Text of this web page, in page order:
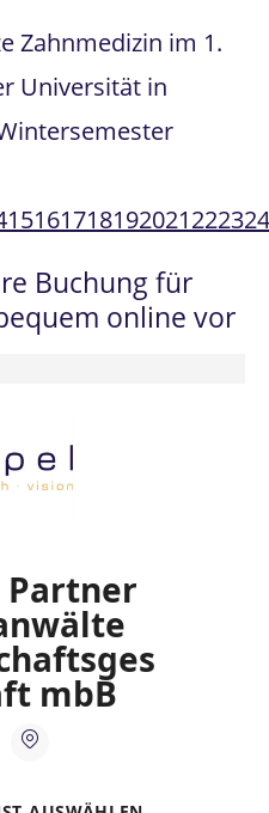
Zahnmedizin im 1.
Universität in
15161718192021222324
Buchung für
online vor